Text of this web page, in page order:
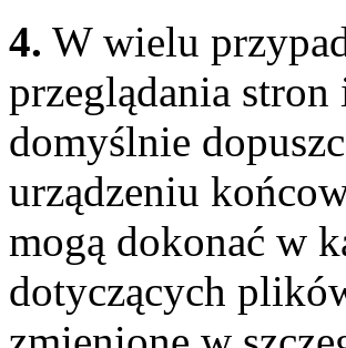
4. W wielu
przeglądania
domyślnie
urządzeniu
mogą dokonać w
dotyczących